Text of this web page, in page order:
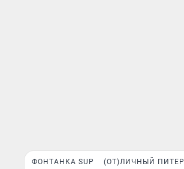
ФОНТАНКА SUP (ОТ)ЛИЧНЫЙ ПИТЕР